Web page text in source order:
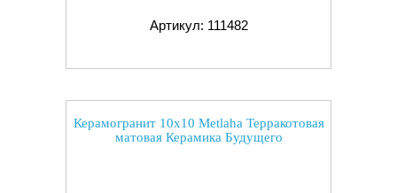
Артикул: 111482
Керамогранит 10x10 Metlaha Терракотовая
матовая Керамика Будущего